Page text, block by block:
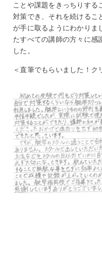
ことや課題をきっちりする
対策でき、それを続けるこ
が手に取るようにわかりま
たすべての講師の方々に感
した。
＜直筆でもらいました！ク